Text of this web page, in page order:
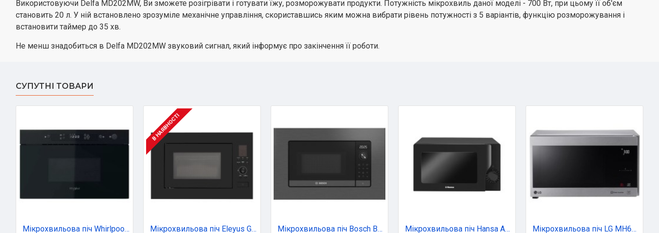
Використовуючи Delfa MD202MW, Ви зможете розігрівати і готувати їжу, розморожувати продукти. Потужність мікрохвиль даної моделі - 700 Вт, при цьому її об'єм
становить 20 л. У ній встановлено зрозуміле механічне управління, скориставшись яким можна вибрати рівень потужності з 5 варіантів, функцію розморожування і
встановити таймер до 35 хв.
Не менш знадобиться в Delfa MD202MW звуковий сигнал, який інформує про закінчення її роботи.
СУПУТНІ ТОВАРИ
Мікрохвильова піч Whirlpool MBNA900B
В НАЯВНОСТІ
Мікрохвильова піч Eleyus GMWB 25EGT BL Мікрохвильова піч Bosch BEL623MD3 Мікрохвильова піч Hansa AMGF17M3BH Мікрохвильова піч LG MH6595CIS